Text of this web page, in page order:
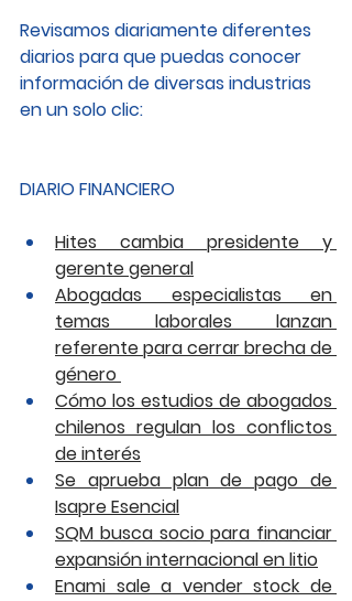
Revisamos diariamente diferentes
diarios para que puedas conocer
información de diversas industrias
en un solo clic:
DIARIO FINANCIERO
Hites cambia presidente y
gerente general
Abogadas especialistas en
temas laborales lanzan
referente para cerrar brecha de
género
Cómo los estudios de abogados
chilenos regulan los conflictos
de interés
Se aprueba plan de pago de
Isapre Esencial
SQM busca socio para financiar
expansión internacional en litio
Enami sale a vender stock de